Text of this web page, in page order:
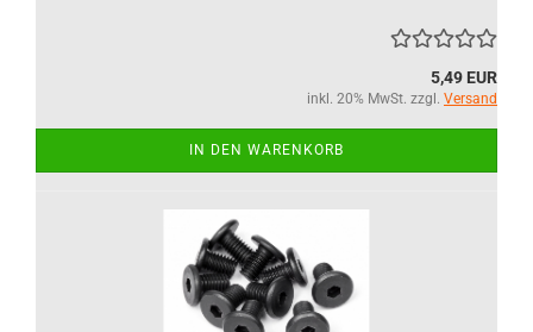
5,49 EUR
inkl. 20% MwSt. zzgl. Versand
IN DEN WARENKORB